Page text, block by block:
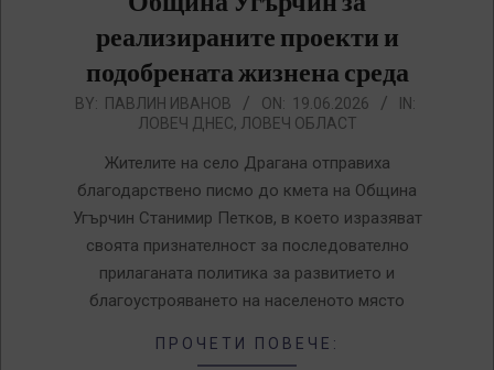
реализираните проекти и
подобрената жизнена среда
2026-
BY: ПАВЛИН ИВАНОВ ON: 19.06.2026
IN:
ЛОВЕЧ ДНЕС, ЛОВЕЧ ОБЛАСТ
Жителите на село Драгана отправиха
благодарствено писмо до кмета на Община
Угърчин Станимир Петков, в което изразяват
своята признателност за последователно
прилаганата политика за развитието и
благоустрояването на населеното място
ПРОЧЕТИ ПОВЕЧЕ: